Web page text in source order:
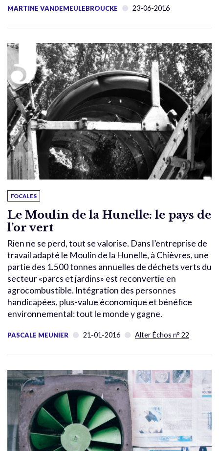
MARTINE VANDEMEULEBROUCKE 23-06-2016
FOCALES
Le Moulin de la Hunelle: le pays de
l’or vert
Rien ne se perd, tout se valorise. Dans l’entreprise de
travail adapté le Moulin de la Hunelle, à Chièvres, une
partie des 1.500 tonnes annuelles de déchets verts du
secteur «parcs et jardins» est reconvertie en
agrocombustible. Intégration des personnes
handicapées, plus-value économique et bénéfice
environnemental: tout le monde y gagne.
PASCALE MEUNIER 21-01-2016 Alter Échos n° 22